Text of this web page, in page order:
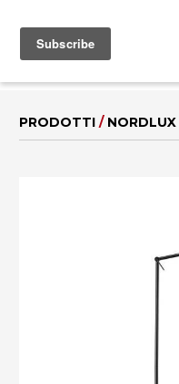
PRODOTTI / NORDLUX